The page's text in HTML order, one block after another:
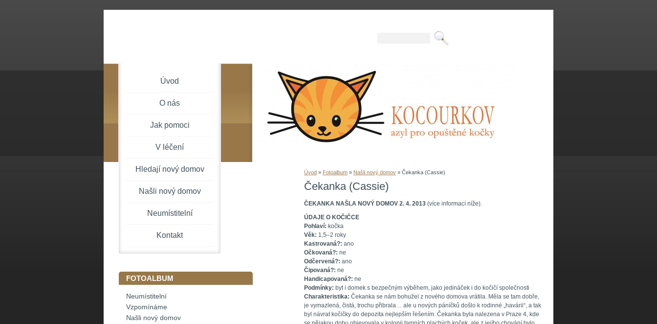
Úvod » Fotoalbum » Našli nový domov » Čekanka (Cassie)
Čekanka (Cassie)
ČEKANKA NAŠLA NOVÝ DOMOV 2. 4. 2013 (více informací níže).
ÚDAJE O KOČIČCE
Pohlaví: kočka
Věk: 1,5–2 roky
Kastrovaná?: ano
Očkovaná?: ne
Odčervená?: ano
Čipovaná?: ne
Handicapovaná?: ne
Podmínky: byt i domek s bezpečným výběhem, jako jedináček i do kočičí společnosti
Charakteristika: Čekanka se nám bohužel z nového domova vrátila. Měla se tam dobře,
je vymazlená, čistá, trochu přibrala… ale u nových páníčků došlo k rodinné „havárii“, a tak
byl návrat kočičky do depozita nejlepším řešením. Čekanka byla nalezena v Praze 4, kde
Úvod
O nás
Jak pomoci
V léčení
Hledají nový domov
Našli nový domov
Neumístitelní
Kontakt
FOTOALBUM
Neumístitelní
Vzpomínáme
Našli nový domov